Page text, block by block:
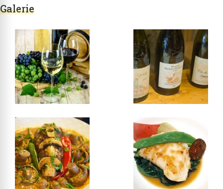
Galerie